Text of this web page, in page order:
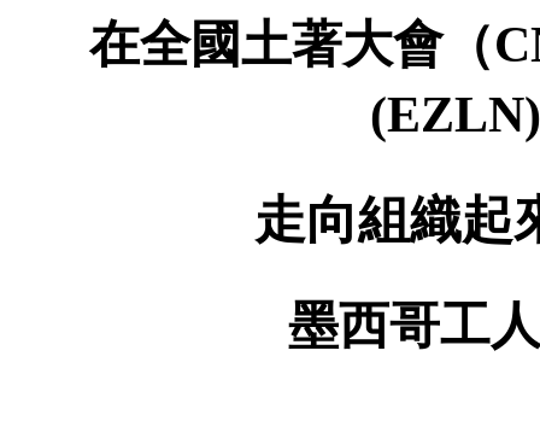
在全國土著大會（
(EZLN)
走向組織起
墨西哥工